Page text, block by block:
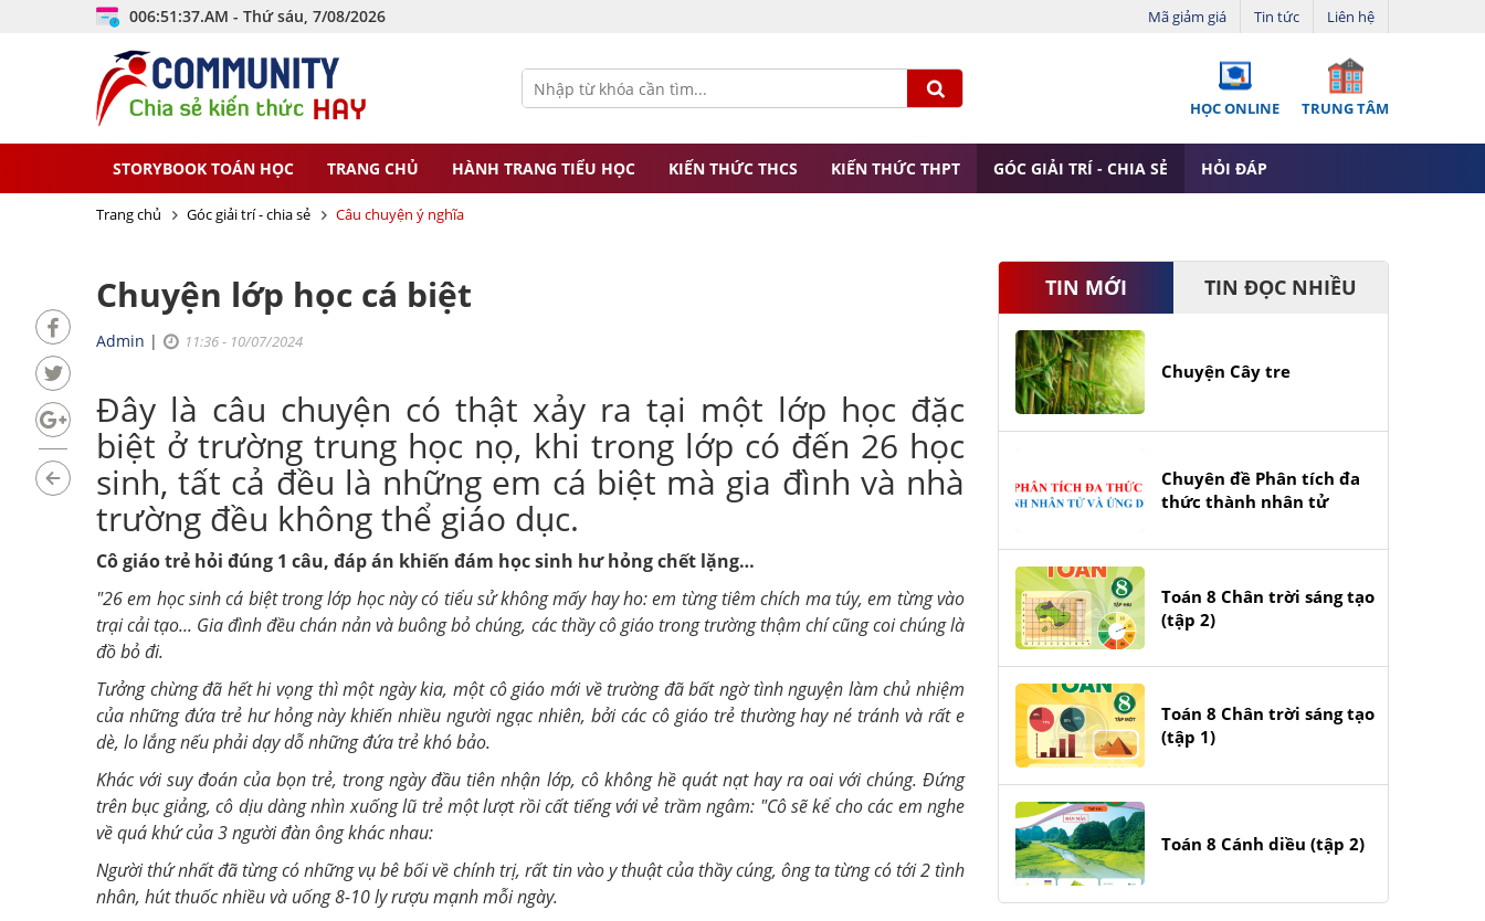
006:51:38.AM - Thứ sáu, 7/08/2026 Mã giảm giá Tin tức Liên hệ
TRUNG TÂM
HỌC ONLINE
STORYBOOK TOÁN HỌC TRANG CHỦ HÀNH TRANG TIỂU HỌC KIẾN THỨC THCS KIẾN THỨC THPT GÓC GIẢI TRÍ - CHIA SẺ HỎI ĐÁP
Trang chủ Góc giải trí - chia sẻ Câu chuyện ý nghĩa
Chuyện lớp học cá biệt
Admin | 11:36 - 10/07/2024
Đây là câu chuyện có thật xảy ra tại một lớp học đặc
biệt ở trường trung học nọ, khi trong lớp có đến 26 học
sinh, tất cả đều là những em cá biệt mà gia đình và nhà
trường đều không thể giáo dục.
Cô giáo trẻ hỏi đúng 1 câu, đáp án khiến đám học sinh hư hỏng chết lặng…
"26 em học sinh cá biệttrong lớp học nàycó tiểu sử không mấy hay ho: em từng tiêm chích ma túy, em từng vào
trại cải tạo... Gia đình đều chán nản và buông bỏ chúng, các thầy cô giáo trong trường thậm chí cũng coi chúng là
đồ bỏ đi.
Tưởng chừngđã hết hi vọng thì một ngày kia, một cô giáo mới về trường đãbất ngờtình nguyện làm chủ nhiệm
của những đứa trẻ hư hỏng nàykhiến nhiều người ngạc nhiên, bởi các cô giáo trẻ thường hay né tránh và rất e
dè, lo lắng nếu phải dạy dỗ những đứa trẻ khó bảo.
Khác với suy đoán của bọn trẻ, trong ngày đầu tiên nhận lớp, côkhông hề quát nạt hay ra oai với chúng.Đứng
trên bục giảng, cô dịu dàng nhìn xuống lũ trẻ một lượt rồi cất tiếng với vẻ trầm ngâm: "Cô sẽ kể cho các em nghe
về quá khứ của 3 người đàn ông khác nhau:
Người thứ nhất đã từng có những vụ bê bối về chính trị, rất tin vào y thuật của thầy cúng, ông ta từng có tới 2 tình
nhân, hút thuốc nhiều và uống 8-10 ly rượu mạnh mỗi ngày.
TIN MỚI TIN ĐỌC NHIỀU
Chuyện Cây tre
Chuyên đề Phân tích đa
thức thành nhân tử
Toán 8 Chân trời sáng tạo
(tập 2)
Toán 8 Chân trời sáng tạo
(tập 1)
Toán 8 Cánh diều (tập 2)